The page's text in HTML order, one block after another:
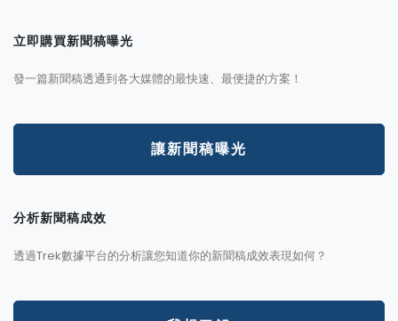
立即購買新聞稿曝光
發一篇新聞稿透通到各大媒體的最快速、最便捷的方案！
讓新聞稿曝光
分析新聞稿成效
透過Trek數據平台的分析讓您知道你的新聞稿成效表現如何？